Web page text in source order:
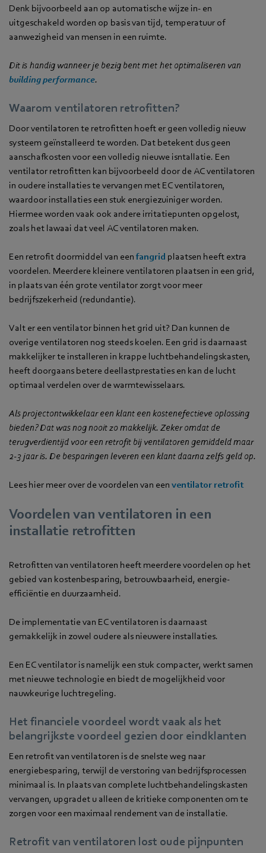
Denk bijvoorbeeld aan op automatische wijze in- en
uitgeschakeld worden op basis van tijd, temperatuur of
aanwezigheid van mensen in een ruimte.
Dit is handig wanneer je bezig bent met het optimaliseren van
building performance.
Waarom ventilatoren retrofitten?
Door ventilatoren te retrofitten hoeft er geen volledig nieuw
systeem geïnstalleerd te worden. Dat betekent dus geen
aanschafkosten voor een volledig nieuwe isntallatie. Een
ventilator retrofitten kan bijvoorbeeld door de AC ventilatoren
in oudere installaties te vervangen met EC ventilatoren,
waardoor installaties een stuk energiezuiniger worden.
Hiermee worden vaak ook andere irritatiepunten opgelost,
zoals het lawaai dat veel AC ventilatoren maken.
Een retrofit doormiddel van eenfangrid plaatsen heeft extra
voordelen. Meerdere kleinere ventilatoren plaatsen in een grid,
in plaats van één grote ventilator zorgt voor meer
bedrijfszekerheid (redundantie).
Valt er een ventilator binnen het grid uit? Dan kunnen de
overige ventilatoren nog steeds koelen. Een grid is daarnaast
makkelijker te installeren in krappe luchtbehandelingskasten,
heeft doorgaans betere deellastprestaties en kan de lucht
optimaal verdelen over de warmtewisselaars.
Als projectontwikkelaar een klant een kostenefectieve oplossing
bieden? Dat was nog nooit zo makkelijk. Zeker omdat de
terugverdientijd voor een retrofit bij ventilatoren gemiddeld maar
2-3 jaar is. De besparingen leveren een klant daarna zelfs geld op.
Lees hier meer over de voordelen van een ventilator retrofit
Voordelen van ventilatoren in een
installatie retrofitten
Retrofitten van ventilatoren heeft meerdere voordelen op het
gebied van kostenbesparing, betrouwbaarheid, energie-
efficiëntie en duurzaamheid.
De implementatie van EC ventilatoren is daarnaast
gemakkelijk in zowel oudere als nieuwere installaties.
Een EC ventilator is namelijk een stuk compacter, werkt samen
met nieuwe technologie en biedt de mogelijkheid voor
nauwkeurige luchtregeling.
Het financiele voordeel wordt vaak als het
belangrijkste voordeel gezien door eindklanten
Een retrofit van ventilatoren is de snelste weg naar
energiebesparing, terwijl de verstoring van bedrijfsprocessen
minimaal is. In plaats van complete luchtbehandelingskasten
vervangen, upgradet u alleen de kritieke componenten om te
zorgen voor een maximaal rendement van de installatie.
Retrofit van ventilatoren lost oude pijnpunten